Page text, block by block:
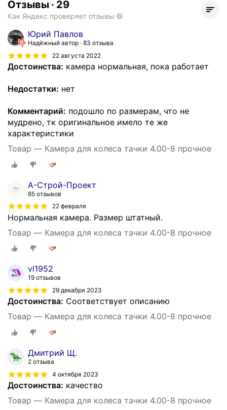
Отзывы · 29
Как Яндекс проверяет отзывы
Юрий Павлов
Надёжный автор 83 отзыва
22 августа 2022
Достоинства: камера нормальная, пока работает
Недостатки: нет
Комментарий: подошло по размерам, что не
мудрено, тк оригинальное имело те же
характеристики
Товар — Камера для колеса тачки 4.00-8 прочное
А-Строй-Проект
65 отзывов
22 февраля
Нормальная камера. Размер штатный.
Товар — Камера для колеса тачки 4.00-8 прочное
vl1952
19 отзывов
29 декабря 2023
Достоинства: Соответствует описанию
Товар — Камера для колеса тачки 4.00-8 прочное
Дмитрий Щ.
2 отзыва
4 октября 2023
Достоинства: качество
Товар — Камера для колеса тачки 4.00-8 прочное